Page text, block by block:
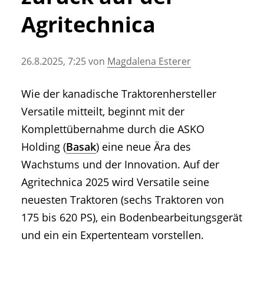
• Messen und Veranstaltungen
• Agritechnica Neuheiten Archiv
Agritechnica
26.8.2025, 7:25von Magdalena Esterer
Wie der kanadische Traktorenhersteller
Versatile mitteilt, beginnt mit der
Komplettübernahme durch die ASKO
Holding (Basak) eine neue Ära des
Wachstums und der Innovation. Auf der
Agritechnica 2025 wird Versatile seine
neuesten Traktoren (sechs Traktoren von
175 bis 620 PS), ein Bodenbearbeitungsgerät
und ein ein Expertenteam vorstellen.